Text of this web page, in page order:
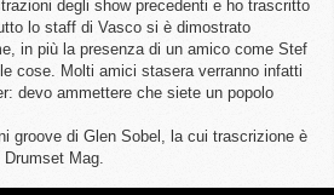
degli show precedenti e ho trascritto
lo staff di Vasco si è dimostrato
in più la presenza di un amico come Stef
cose. Molti amici stasera verranno infatti
devo ammettere che siete un popolo
groove di Glen Sobel, la cui trascrizione è
Mag.